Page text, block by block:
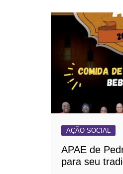
AÇÃO SOCIAL
APAE de
para seu